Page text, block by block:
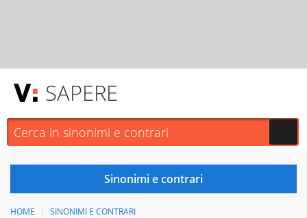
SAPERE
HOME SINONIMI E CONTRARI